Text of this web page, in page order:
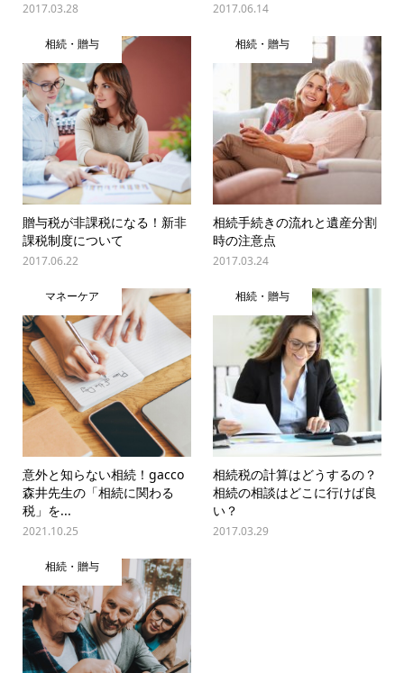
2017.03.28 2017.06.14
相続・贈与
贈与税が非課税になる！新非
課税制度について
2017.06.22
相続・贈与
相続手続きの流れと遺産分割
時の注意点
2017.03.24
マネーケア
意外と知らない相続！gacco
森井先生の「相続に関わる
税」を...
2021.10.25
相続・贈与
相続税の計算はどうするの？
相続の相談はどこに行けば良
い？
2017.03.29
相続・贈与